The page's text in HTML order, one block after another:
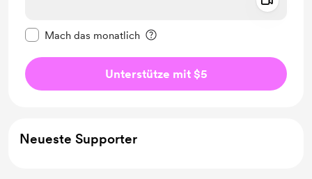
Mach das monatlich
Unterstütze mit $5
Neueste Supporter